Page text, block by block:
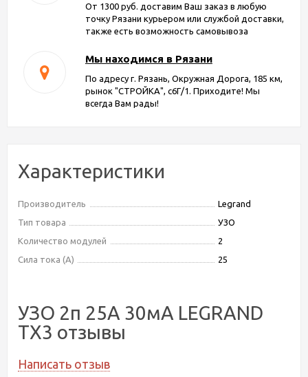
От 1300 руб. доставим Ваш заказ в любую
точку Рязани курьером или службой доставки,
также есть возможность самовывоза
Мы находимся в Рязани
По адресу г. Рязань, Окружная Дорога, 185 км,
рынок "СТРОЙКА", с6Г/1. Приходите! Мы
всегда Вам рады!
Характеристики
Производитель
Legrand
Тип товара
УЗО
Количество модулей
2
Сила тока (А)
25
УЗО 2п 25А 30мА LEGRAND
TX3 отзывы
Написать отзыв